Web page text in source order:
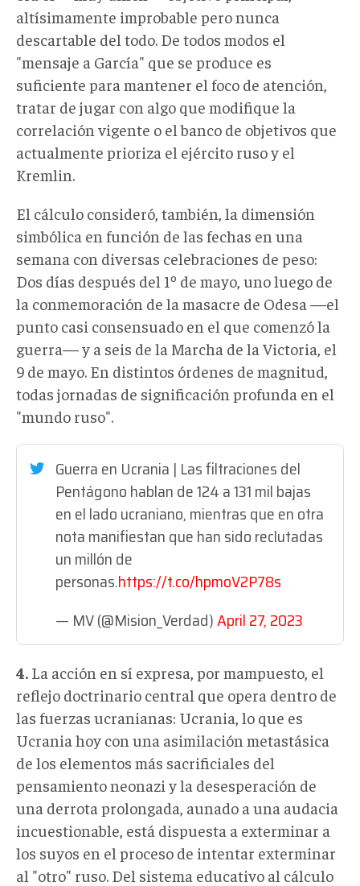
altísimamente improbable pero nunca
descartable del todo. De todos modos el
"mensaje a García" que se produce es
suficiente para mantener el foco de atención,
tratar de jugar con algo que modifique la
correlación vigente o el banco de objetivos que
actualmente prioriza el ejército ruso y el
Kremlin.
El cálculo consideró, también, la dimensión
simbólica en función de las fechas en una
semana con diversas celebraciones de peso:
Dos días después del 1º de mayo, uno luego de
la conmemoración de la masacre de Odesa —el
punto casi consensuado en el que comenzó la
guerra— y a seis de la Marcha de la Victoria, el
9 de mayo. En distintos órdenes de magnitud,
todas jornadas de significación profunda en el
"mundo ruso".
Guerra en Ucrania | Las filtraciones del
Pentágono hablan de 124 a 131 mil bajas
en el lado ucraniano, mientras que en otra
nota manifiestan que han sido reclutadas
un millón de
personas.https://t.co/hpmoV2P78s
— MV (@Mision_Verdad)April 27, 2023
4. La acción en sí expresa, por mampuesto, el
reflejo doctrinario central que opera dentro de
las fuerzas ucranianas: Ucrania, lo que es
Ucrania hoy con una asimilación metastásica
de los elementos más sacrificiales del
pensamiento neonazi y la desesperación de
una derrota prolongada, aunado a una audacia
incuestionable, está dispuesta a exterminar a
los suyos en el proceso de intentar exterminar
al "otro" ruso. Del sistema educativo al cálculo